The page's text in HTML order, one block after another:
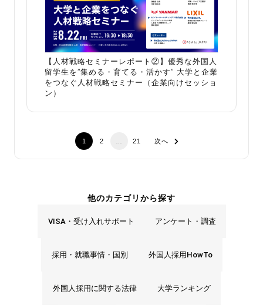
【人材戦略セミナーレポート②】優秀な外国人
留学生を”集める・育てる・活かす” 大学と企業
をつなぐ人材戦略セミナー（企業向けセッショ
ン）
1 2 21 次へ
他のカテゴリから探す
VISA・受け入れサポート アンケート・調査
採用・就職事情・国別 外国人採用HowTo
外国人採用に関する法律 大学ランキング